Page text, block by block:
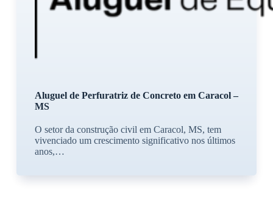
Aluguel de Perfuratriz de Concreto em Caracol –
MS
O setor da construção civil em Caracol, MS, tem
vivenciado um crescimento significativo nos últimos
anos,…